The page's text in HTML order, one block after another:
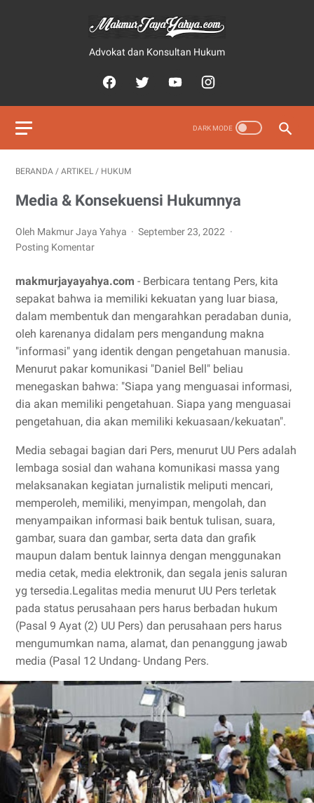
Advokat dan Konsultan Hukum
BERANDA / ARTIKEL / HUKUM
Media & Konsekuensi Hukumnya
Oleh Makmur Jaya Yahya
September 23, 2022
Posting Komentar
makmurjayayahya.com - Berbicara tentang Pers, kita
sepakat bahwa ia memiliki kekuatan yang luar biasa,
dalam membentuk dan mengarahkan peradaban dunia,
oleh karenanya didalam pers mengandung makna
"informasi" yang identik dengan pengetahuan manusia.
Menurut pakar komunikasi "Daniel Bell" beliau
menegaskan bahwa: "Siapa yang menguasai informasi,
dia akan memiliki pengetahuan. Siapa yang menguasai
pengetahuan, dia akan memiliki kekuasaan/kekuatan".
Media sebagai bagian dari Pers, menurut UU Pers adalah
lembaga sosial dan wahana komunikasi massa yang
melaksanakan kegiatan jurnalistik meliputi mencari,
memperoleh, memiliki, menyimpan, mengolah, dan
menyampaikan informasi baik bentuk tulisan, suara,
gambar, suara dan gambar, serta data dan grafik
maupun dalam bentuk lainnya dengan menggunakan
media cetak, media elektronik, dan segala jenis saluran
yg tersedia.Legalitas media menurut UU Pers terletak
pada status perusahaan pers harus berbadan hukum
(Pasal 9 Ayat (2) UU Pers) dan perusahaan pers harus
mengumumkan nama, alamat, dan penanggung jawab
media (Pasal 12 Undang- Undang Pers.